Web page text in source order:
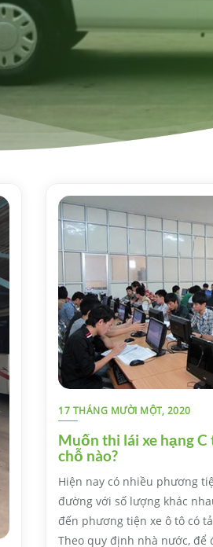
17 THÁNG MƯỜI MỘT, 2020
Muốn thi lái xe hạng
chỗ nào?
Hiện nay có nhiều phương
đường với số lượng khác
đến phương tiện xe ô tô có
Theo quy định nhà nước, để